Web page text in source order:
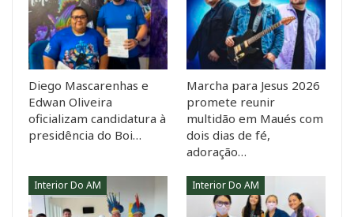
Diego Mascarenhas e
Edwan Oliveira
oficializam candidatura à
presidência do Boi…
Marcha para Jesus 2026
promete reunir
multidão em Maués com
dois dias de fé,
adoração…
Interior Do AM Interior Do AM